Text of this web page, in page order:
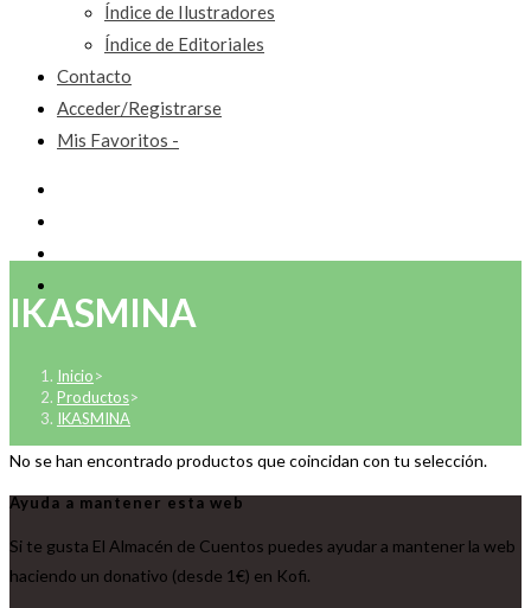
Índice de Ilustradores
Índice de Editoriales
Contacto
Acceder/Registrarse
Mis Favoritos -
IKASMINA
Inicio>
Productos>
IKASMINA
No se han encontrado productos que coincidan con tu selección.
Ayuda a mantener esta web
Si te gusta El Almacén de Cuentos puedes ayudar a mantener la web
haciendo un donativo (desde 1€) en Kofi.